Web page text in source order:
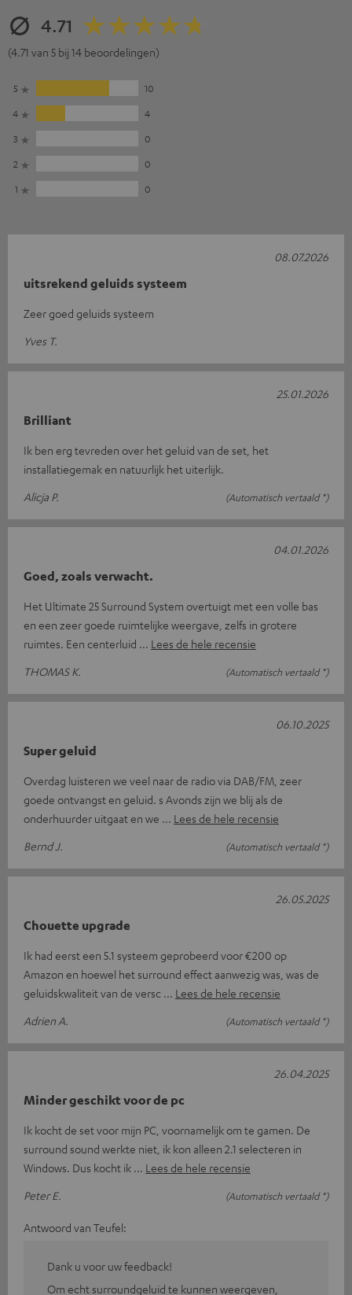
4.71
(4.71 van 5 bij 14 beoordelingen)
5
10
4
4
3
0
2
0
1
0
uitsrekend geluids systeem
Zeer goed geluids systeem
Yves T.
08.07.2026
Brilliant
Ik ben erg tevreden over het geluid van de set, het
installatiegemak en natuurlijk het uiterlijk.
Alicja P.
(Automatisch vertaald *)
25.01.2026
Goed, zoals verwacht.
Het Ultimate 25 Surround System overtuigt met een volle bas
en een zeer goede ruimtelijke weergave, zelfs in grotere
ruimtes. Een centerluid
Lees de hele recensie
THOMAS K.
(Automatisch vertaald *)
04.01.2026
Super geluid
Overdag luisteren we veel naar de radio via DAB/FM, zeer
goede ontvangst en geluid. s Avonds zijn we blij als de
onderhuurder uitgaat en we
Lees de hele recensie
Bernd J.
(Automatisch vertaald *)
06.10.2025
Chouette upgrade
Ik had eerst een 5.1 systeem geprobeerd voor €200 op
Amazon en hoewel het surround effect aanwezig was, was de
geluidskwaliteit van de versc
Lees de hele recensie
Adrien A.
(Automatisch vertaald *)
26.05.2025
Minder geschikt voor de pc
Ik kocht de set voor mijn PC, voornamelijk om te gamen. De
surround sound werkte niet, ik kon alleen 2.1 selecteren in
Windows. Dus kocht ik
Lees de hele recensie
Peter E.
(Automatisch vertaald *)
26.04.2025
Antwoord van Teufel:
Dank u voor uw feedback!
Om echt surroundgeluid te kunnen weergeven,